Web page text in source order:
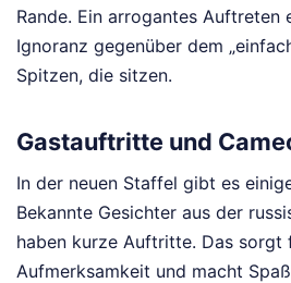
Rande. Ein arrogantes Auftreten
Ignoranz gegenüber dem
Spitzen, die sitzen.
Gastauftritte und
In der neuen Staffel gibt es
Bekannte Gesichter aus der
haben kurze Auftritte. Das sorgt
Aufmerksamkeit und macht